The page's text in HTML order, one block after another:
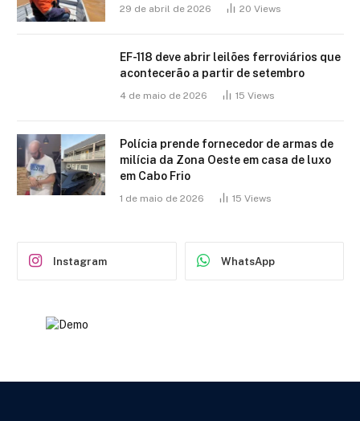
29 de abril de 2026 20 Views
EF-118 deve abrir leilões ferroviários que
acontecerão a partir de setembro
4 de maio de 2026 15 Views
Polícia prende fornecedor de armas de
milícia da Zona Oeste em casa de luxo
em Cabo Frio
1 de maio de 2026 15 Views
Instagram WhatsApp